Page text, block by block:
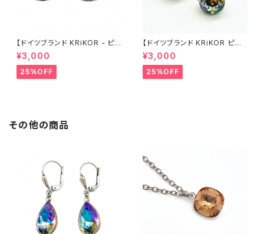
【ドイツブランド KRiKOR - ピア
ス 】ホワイトオパールカラー &
クリア 透明 クリスタル スタッド
パヴェ スクエア ビジュー おしゃ
れ 華やか 上品 大人 シック シル
¥3,000
25%OFF
【ドイツブランド KRiKOR ピア
ス - オーロラ 】玉虫色 クリスタ
ル レトロ ビジュー 華奢 おしゃ
れ 個性的 シック アンティーク
調 フックピアス ギフト ヨーロッ
¥3,000
25%OFF
その他の商品